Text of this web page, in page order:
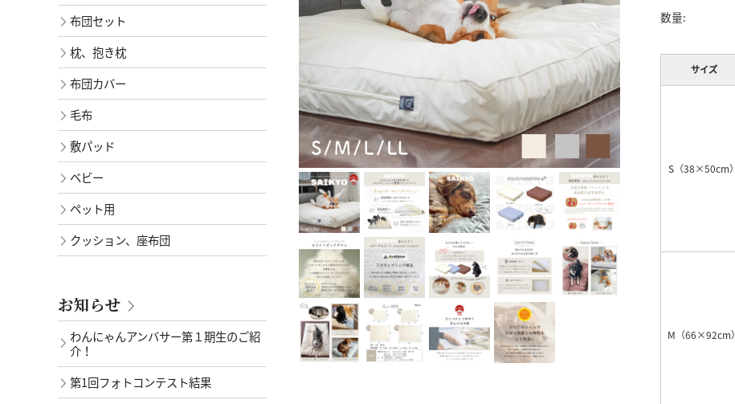
数量:
サイズ
S（38×50cm）
M（66×92cm）
布団セット
枕、抱き枕
布団カバー
毛布
敷パッド
ベビー
ペット用
クッション、座布団
お知らせ
わんにゃんアンバサー第１期生のご紹
介！
第1回フォトコンテスト結果